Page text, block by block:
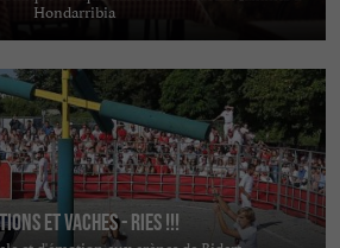
Hondarribia
ET VACHES - RIES !!!